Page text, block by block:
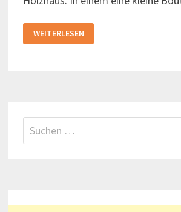
–
FIKA
WEITERLESEN
Suchen
nach: